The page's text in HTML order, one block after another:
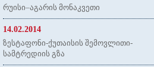
რუისი–აგარის მონაკვეთი
14.02.2014
ზესტაფონი-ქუთაისის შემოვლითი-
სამტრედიის გზა